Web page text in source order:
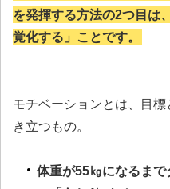
を発揮する方法の2つ目は
覚化する」ことです。
モチベーションとは、目
き立つもの。
体重が55㎏になるま